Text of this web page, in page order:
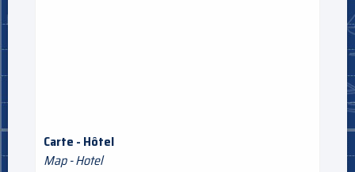
Carte - Hôtel
Map - Hotel